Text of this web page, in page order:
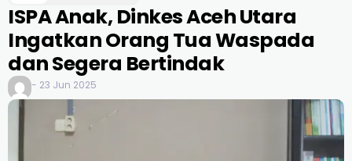
ISPA Anak, Dinkes Aceh Utara
Ingatkan Orang Tua Waspada
dan Segera Bertindak
- 23 Jun 2025